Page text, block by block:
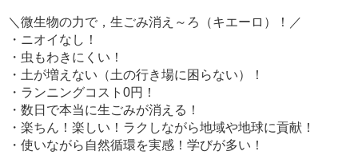
＼微生物の力で，生ごみ消え～ろ（キエーロ）！／
・ニオイなし！
・虫もわきにくい！
・土が増えない（土の行き場に困らない）！
・ランニングコスト0円！
・数日で本当に生ごみが消える！
・楽ちん！楽しい！ラクしながら地域や地球に貢献！
・使いながら自然循環を実感！学びが多い！